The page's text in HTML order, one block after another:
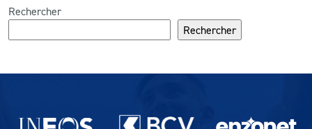
Rechercher
Rechercher
Partenaires du lausanne-Sport